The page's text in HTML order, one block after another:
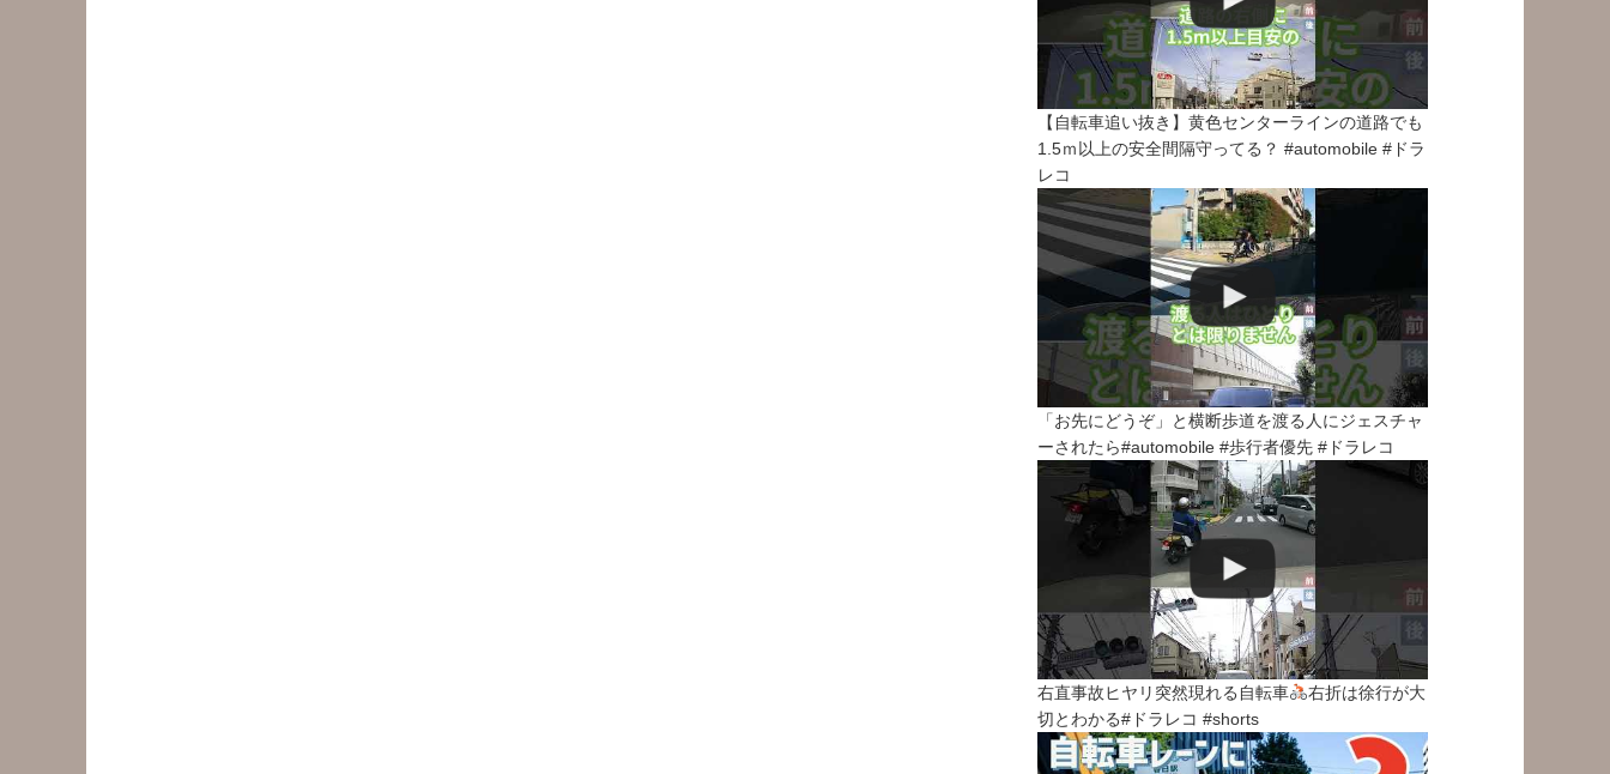
【自転車追い抜き】黄色センターラインの道路でも
1.5ｍ以上の安全間隔守ってる？ #automobile #ドラ
レコ
「お先にどうぞ」と横断歩道を渡る人にジェスチャ
ーされたら#automobile #歩行者優先 #ドラレコ
右直事故ヒヤリ突然現れる自転車
右折は徐行が大
切とわかる#ドラレコ #shorts